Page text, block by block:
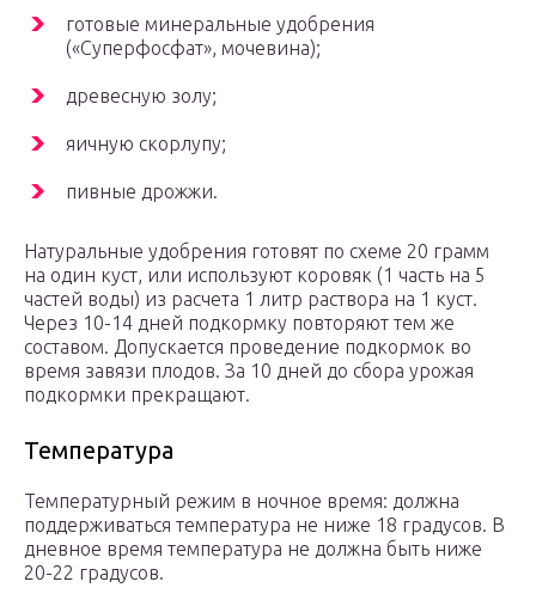
готовые минеральные удобрения
(«Суперфосфат», мочевина);
древесную золу;
яичную скорлупу;
пивные дрожжи.
Натуральные удобрения готовят по схеме 20 грамм
на один куст, или используют коровяк (1 часть на 5
частей воды) из расчета 1 литр раствора на 1 куст.
Через 10-14 дней подкормку повторяют тем же
составом. Допускается проведение подкормок во
время завязи плодов. За 10 дней до сбора урожая
подкормки прекращают.
Температура
Температурный режим в ночное время: должна
поддерживаться температура не ниже 18 градусов. В
дневное время температура не должна быть ниже
20-22 градусов.